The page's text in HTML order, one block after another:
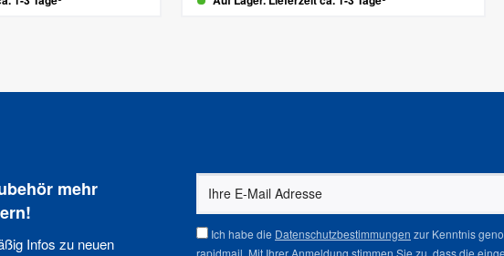
mehr
Infos zu neuen
Ich habe die Datenschutzbestimmungen zur Kenntnis
rapidmail. Mit Ihrer Anmeldung stimmen Sie zu, dass die